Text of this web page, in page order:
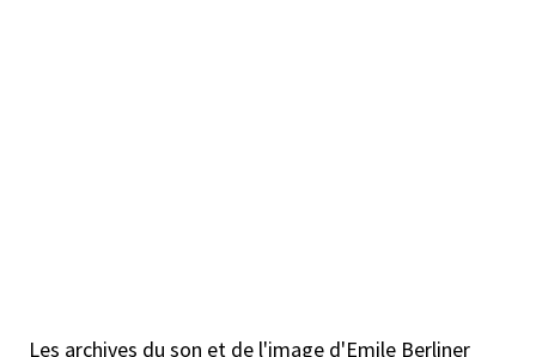
Les archives du son et de l'image d'Emile Berliner